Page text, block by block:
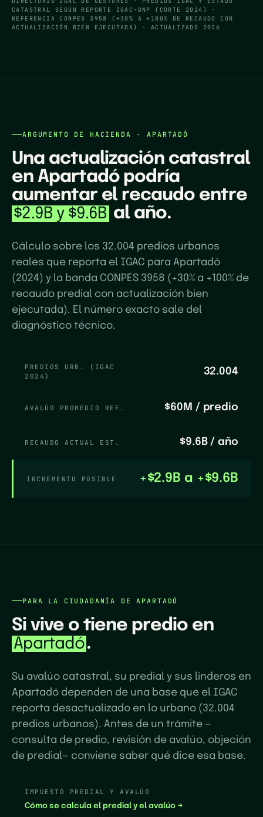
CATASTRAL SEGÚN REPORTE IGAC–DNP (CORTE 2024) ·
REFERENCIA CONPES 3958 (+30% A +100% DE RECAUDO CON
ACTUALIZACIÓN BIEN EJECUTADA) · ACTUALIZADO 2026
ARGUMENTO DE HACIENDA ·APARTADÓ
Una actualización catastral
en Apartadópodría
aumentar el recaudo entre
$2.9B y $9.6B al año.
Cálculo sobre los 32.004 predios urbanos
reales que reporta el IGAC para Apartadó
(2024) y la banda CONPES 3958 (+30% a +100% de
recaudo predial con actualización bien
ejecutada). El número exacto sale del
diagnóstico técnico.
PREDIOS URB. (IGAC
2024)
32.004
AVALÚO PROMEDIO REF. $60M / predio
RECAUDO ACTUAL EST. $9.6B/ año
INCREMENTO POSIBLE +$2.9B a +$9.6B
PARA LA CIUDADANÍA DEAPARTADÓ
Si vive o tiene predio en
Apartadó.
Su avalúo catastral, su predial y sus linderos en
Apartadó dependen de una base que el IGAC
reporta desactualizado en lo urbano (32.004
predios urbanos). Antes de un trámite —
consulta de predio, revisión de avalúo, objeción
de predial— conviene saber qué dice esa base.
IMPUESTO PREDIAL Y AVALÚO
Cómo se calcula el predial y el avalúo →